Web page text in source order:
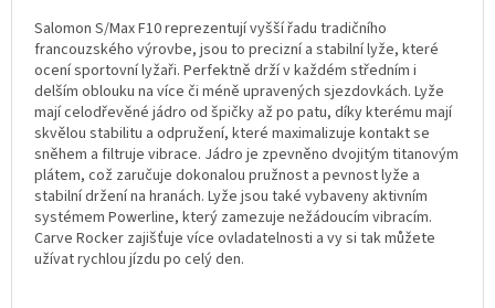
Salomon S/Max F10 reprezentují vyšší řadu tradičního
francouzského výrovbe, jsou to precizní a stabilní lyže, které
ocení sportovní lyžaři. Perfektně drží v každém středním i
delším oblouku na více či méně upravených sjezdovkách. Lyže
mají celodřevěné jádro od špičky až po patu, díky kterému mají
skvělou stabilitu a odpružení, které maximalizuje kontakt se
sněhem a filtruje vibrace. Jádro je zpevněno dvojitým titanovým
plátem, což zaručuje dokonalou pružnost a pevnost lyže a
stabilní držení na hranách. Lyže jsou také vybaveny aktivním
systémem Powerline, který zamezuje nežádoucím vibracím.
Carve Rocker zajišťuje více ovladatelnosti a vy si tak můžete
užívat rychlou jízdu po celý den.